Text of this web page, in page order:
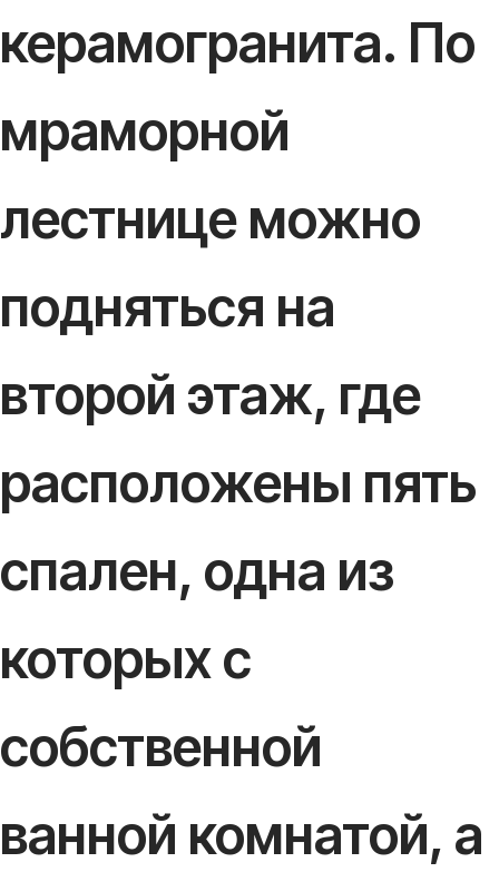
керамогранита. По
мраморной
лестнице можно
подняться на
второй этаж, где
расположены пять
спален, одна из
которых с
собственной
ванной комнатой, а